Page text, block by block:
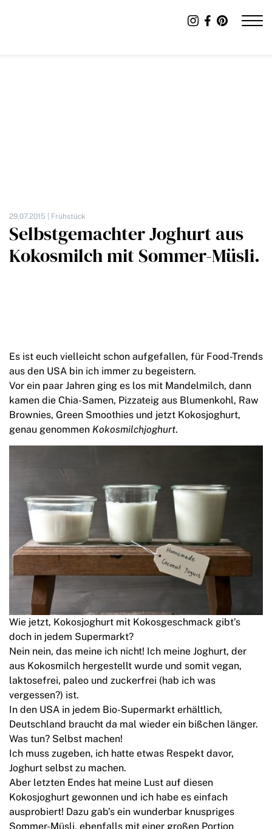
29.07.2015 | Frühstück
Selbstgemachter Joghurt aus
Kokosmilch mit Sommer-Müsli.
Es ist euch vielleicht schon aufgefallen, für Food-Trends
aus den USA bin ich immer zu begeistern.
Vor ein paar Jahren ging es los mit Mandelmilch, dann
kamen die Chia-Samen, Pizzateig aus Blumenkohl, Raw
Brownies, Green Smoothies und jetzt Kokosjoghurt,
genau genommen Kokosmilchjoghurt.
Wie jetzt, Kokosjoghurt mit Kokosgeschmack gibt’s
doch in jedem Supermarkt?
Nein nein, das meine ich nicht! Ich meine Joghurt, der
aus Kokosmilch hergestellt wurde und somit vegan,
laktosefrei, paleo und zuckerfrei (hab ich was
vergessen?) ist.
In den USA in jedem Bio-Supermarkt erhältlich,
Deutschland braucht da mal wieder ein bißchen länger.
Was tun? Selbst machen!
Ich muss zugeben, ich hatte etwas Respekt davor,
Joghurt selbst zu machen.
Aber letzten Endes hat meine Lust auf diesen
Kokosjoghurt gewonnen und ich habe es einfach
ausprobiert! Dazu gab’s ein wunderbar knuspriges
Sommer-Müsli, ebenfalls mit einer großen Portion